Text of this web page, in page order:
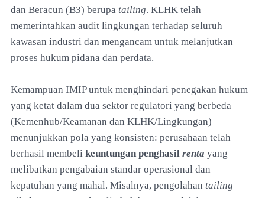
dan Beracun (B3) berupa tailing. KLHK telah
memerintahkan audit lingkungan terhadap seluruh
kawasan industri dan mengancam untuk melanjutkan
proses hukum pidana dan perdata.
Kemampuan IMIP untuk menghindari penegakan hukum
yang ketat dalam dua sektor regulatori yang berbeda
(Kemenhub/Keamanan dan KLHK/Lingkungan)
menunjukkan pola yang konsisten: perusahaan telah
berhasil membeli keuntungan penghasil renta yang
melibatkan pengabaian standar operasional dan
kepatuhan yang mahal. Misalnya, pengolahan tailing